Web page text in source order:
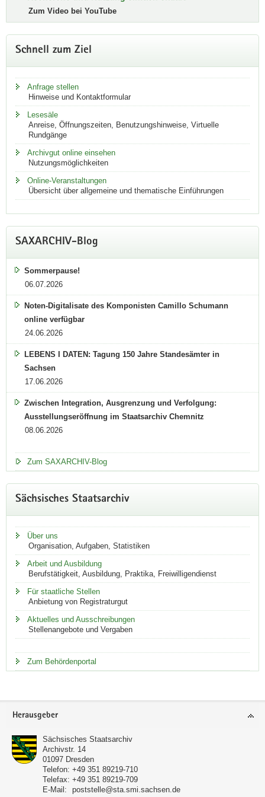
zu
Ihren
Vorfahren
oder
möchten
einen
einem
spezifischen
Thema
verfassen?
Dann
das
Sächsische
Leipzig,
Chemnitz,
Freiberg
und
Bautzen
erste
Anlaufstelle.
wertvolles
und
elektronisches
Archivgut
das
Informationen
enthält
und
zugänglich
Sie
einfache
und
praktische
Recherche
lassen
Sie
von
den
Suchhinweisen
für
Suche
unterstützen.
ein
Stichwort
Zum Video bei YouTube
Schnell zum Ziel
Anfrage stellen
Hinweise und Kontaktformular
Lesesäle
Anreise, Öffnungszeiten, Benutzungshinweise, Virtuelle
Rundgänge
Archivgut online einsehen
Nutzungsmöglichkeiten
Online-Veranstaltungen
Übersicht über allgemeine und thematische Einführungen
SAXARCHIV-Blog
Sommerpause!
06.07.2026
Noten-Digitalisate des Komponisten Camillo Schumann
online verfügbar
24.06.2026
LEBENS I DATEN: Tagung 150 Jahre Standesämter in
Sachsen
17.06.2026
Zwischen Integration, Ausgrenzung und Verfolgung:
Ausstellungseröffnung im Staatsarchiv Chemnitz
08.06.2026
Zum SAXARCHIV-Blog
Sächsisches Staatsarchiv
Über uns
Organisation, Aufgaben, Statistiken
Arbeit und Ausbildung
Berufstätigkeit, Ausbildung, Praktika, Freiwilligendienst
Für staatliche Stellen
Anbietung von Registraturgut
Aktuelles und Ausschreibungen
Stellenangebote und Vergaben
Zum Behördenportal
Footer-
Herausgeber
Sächsisches Staatsarchiv
Archivstr. 14
01097 Dresden
Telefon: +49 351 89219-710
Telefax: +49 351 89219-709
E-Mail:
poststelle@sta.smi.sachsen.de